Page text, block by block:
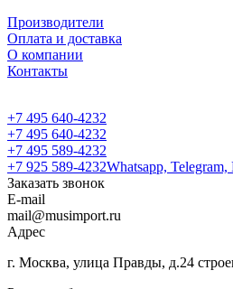
Производители
Оплата и доставка
О компании
Контакты
+7 495 640-4232
+7 495 640-4232
+7 495 589-4232
+7 925 589-4232Whatsapp,
Заказать звонок
E-mail
mail@musimport.ru
Адрес
г. Москва, улица Правды, д.24